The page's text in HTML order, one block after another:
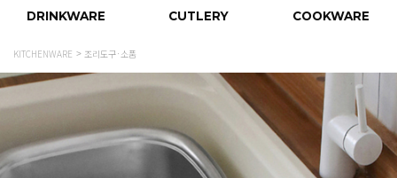
DRINKWARE CUTLERY COOKWARE
KITCHENWARE 조리도구·소품